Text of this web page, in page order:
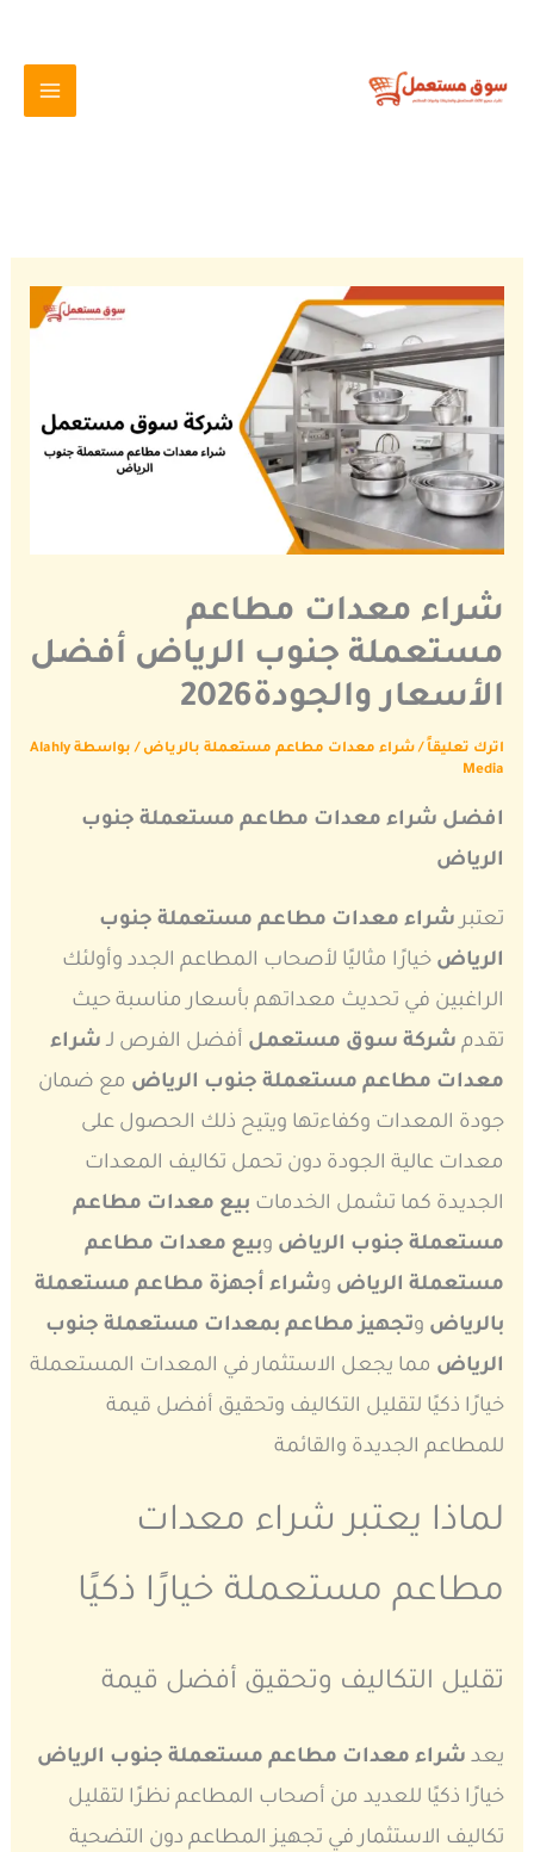
المحتوى
شراء معدات مطاعم
مستعملة جنوب الرياض أفضل
الأسعار والجودة2026
اترك تعليقاً /شراء معدات مطاعم مستعملة بالرياض / بواسطة Alahly
Media
افضل شراء معدات مطاعم مستعملة جنوب
الرياض
تعتبر شراء معدات مطاعم مستعملة جنوب
الرياض خيارًا مثاليًا لأصحاب المطاعم الجدد وأولئك
الراغبين في تحديث معداتهم بأسعار مناسبة حيث
تقدم شركة سوق مستعمل أفضل الفرص لـ شراء
معدات مطاعم مستعملة جنوب الرياض مع ضمان
جودة المعدات وكفاءتها ويتيح ذلك الحصول على
معدات عالية الجودة دون تحمل تكاليف المعدات
الجديدة كما تشمل الخدمات بيع معدات مطاعم
مستعملة جنوب الرياض وبيع معدات مطاعم
مستعملة الرياض وشراء أجهزة مطاعم مستعملة
بالرياض وتجهيز مطاعم بمعدات مستعملة جنوب
الرياض مما يجعل الاستثمار في المعدات المستعملة
خيارًا ذكيًا لتقليل التكاليف وتحقيق أفضل قيمة
للمطاعم الجديدة والقائمة
لماذا يعتبر شراء معدات
مطاعم مستعملة خيارًا ذكيًا
تقليل التكاليف وتحقيق أفضل قيمة
يعد شراء معدات مطاعم مستعملة جنوب الرياض
خيارًا ذكيًا للعديد من أصحاب المطاعم نظرًا لتقليل
تكاليف الاستثمار في تجهيز المطاعم دون التضحية